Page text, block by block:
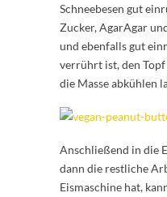
Schneebesen gut
Zucker, AgarAgar
und ebenfalls gut
verrührt ist, den
die Masse abkühlen
Anschließend in die
dann die restliche
Eismaschine hat,